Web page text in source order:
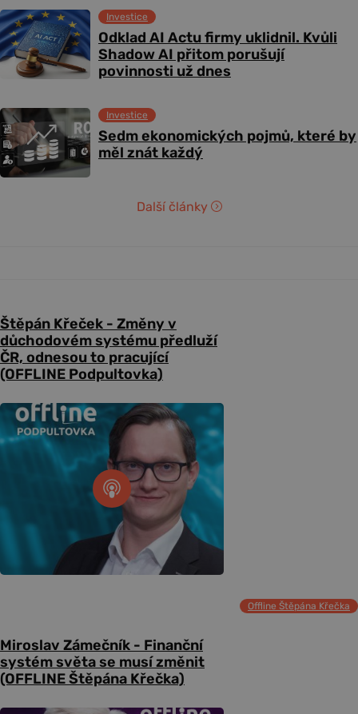
Odklad AI Actu firmy uklidnil. Kvůli
Shadow AI přitom porušují
povinnosti už dnes
Investice
Sedm ekonomických pojmů, které by
měl znát každý
Investice
Další články
Štěpán Křeček - Změny v
důchodovém systému předluží
ČR, odnesou to pracující
(OFFLINE Podpultovka)
Offline Štěpána Křečka
Miroslav Zámečník - Finanční
systém světa se musí změnit
(OFFLINE Štěpána Křečka)